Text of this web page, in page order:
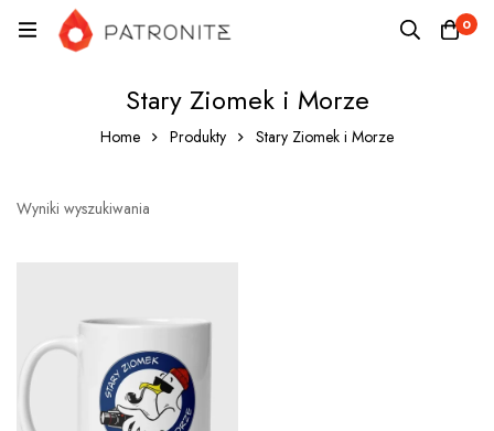
0
Stary Ziomek i Morze
Home Produkty Stary Ziomek i Morze
Wyniki wyszukiwania